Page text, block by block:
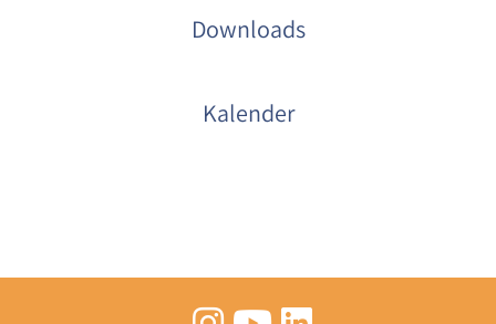
Downloads
Kalender